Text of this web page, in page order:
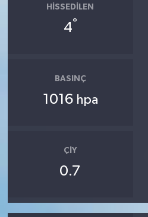
HISSEDILEN
4°
BASINÇ
1016 hpa
ÇIY
0.7